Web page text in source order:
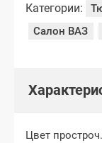
Категории:
Салон ВАЗ